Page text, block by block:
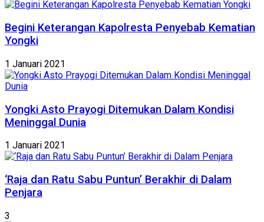
Begini Keterangan Kapolresta Penyebab Kematian
Yongki
1 Januari 2021
Yongki Asto Prayogi Ditemukan Dalam Kondisi
Meninggal Dunia
1 Januari 2021
‘Raja dan Ratu Sabu Puntun’ Berakhir di Dalam
Penjara
3